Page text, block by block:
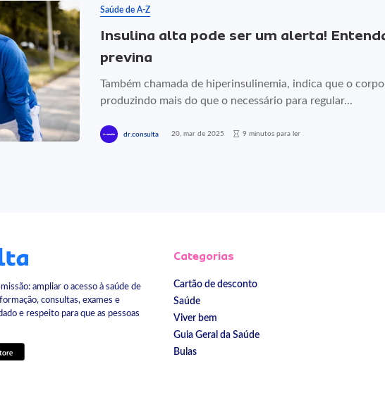
Saúde de A-Z
Insulina alta pode ser um alerta!
previna
Também chamada de hiperinsulinemia, indica que o
produzindo mais do que o necessário para regular...
dr.consulta 20, mar de 2025 9 minutos para ler
ampliar o acesso à saúde de
consultas, exames e
e respeito para que as pessoas
Categorias
Cartão de desconto
Saúde
Viver bem
Guia Geral da Saúde
Bulas